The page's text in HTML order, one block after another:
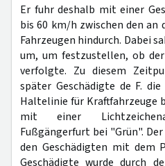
Er fuhr deshalb mit einer
bis 60 km/h zwischen den an
Fahrzeugen hindurch. Dabei
um, um festzustellen, ob
verfolgte. Zu diesem
später Geschädigte de F.
Haltelinie für Kraftfahrzeuge
mit einer
Fußgängerfurt bei "Grün".
den Geschädigten mit dem
Geschädigte wurde durch